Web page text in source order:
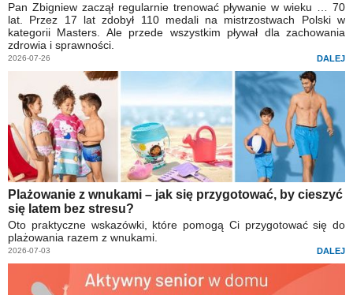
Pan Zbigniew zaczął regularnie trenować pływanie w wieku … 70
lat. Przez 17 lat zdobył 110 medali na mistrzostwach Polski w
kategorii Masters. Ale przede wszystkim pływał dla zachowania
zdrowia i sprawności.
2026-07-26 DALEJ
Plażowanie z wnukami – jak się przygotować, by cieszyć
się latem bez stresu?
Oto praktyczne wskazówki, które pomogą Ci przygotować się do
plażowania razem z wnukami.
2026-07-03 DALEJ